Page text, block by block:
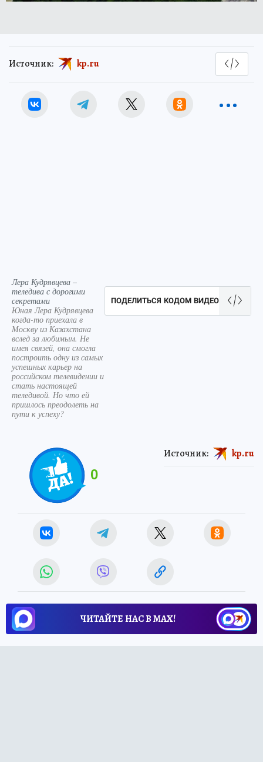
Источник: kp.ru
Лера Кудрявцева –
теледива с дорогими
секретами
Юная Лера Кудрявцева
когда-то приехала в
Москву из Казахстана
вслед за любимым. Не
имея связей, она смогла
построить одну из самых
успешных карьер на
российском телевидении и
стать настоящей
теледивой. Но что ей
пришлось преодолеть на
пути к успеху?
ПОДЕЛИТЬСЯ КОДОМ ВИДЕО
0
Источник: kp.ru
ЧИТАЙТЕ НАС В МАХ!